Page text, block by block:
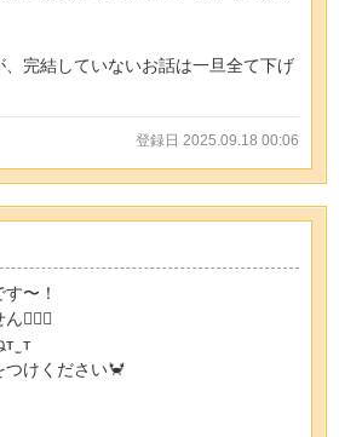
完結していないお話は一旦全て下げ
登録日 2025.09.18 00:06
〜！
🙇🏻‍♂️
т
つけください🦀